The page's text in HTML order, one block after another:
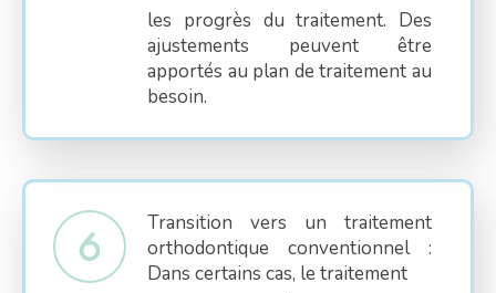
les progrès du traitement. Des
ajustements peuvent être
apportés au plan de traitement au
besoin.
Transition vers un traitement
orthodontique conventionnel :
Dans certains cas, le traitement